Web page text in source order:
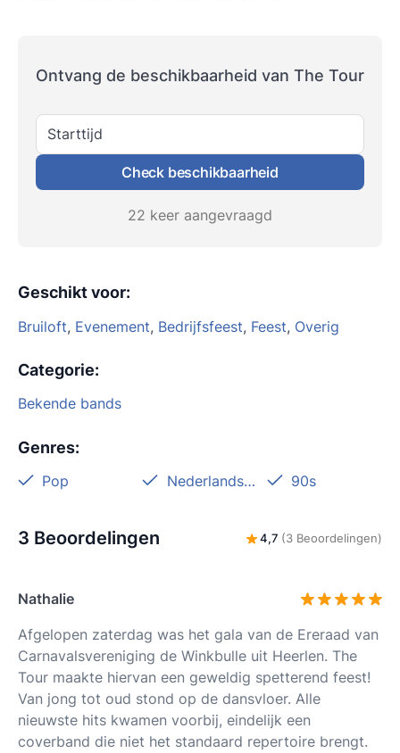
Ontvang de beschikbaarheid van The Tour
Starttijd
Check beschikbaarheid
22 keer aangevraagd
Geschikt voor:
Bruiloft, Evenement, Bedrijfsfeest, Feest, Overig
Categorie:
Bekende bands
Genres:
Pop Nederlandstalig 90s
3 Beoordelingen 4,7 (3 Beoordelingen)
Nathalie
Afgelopen zaterdag was het gala van de Ereraad van
Carnavalsvereniging de Winkbulle uit Heerlen. The
Tour maakte hiervan een geweldig spetterend feest!
Van jong tot oud stond op de dansvloer. Alle
nieuwste hits kwamen voorbij, eindelijk een
coverband die niet het standaard repertoire brengt.